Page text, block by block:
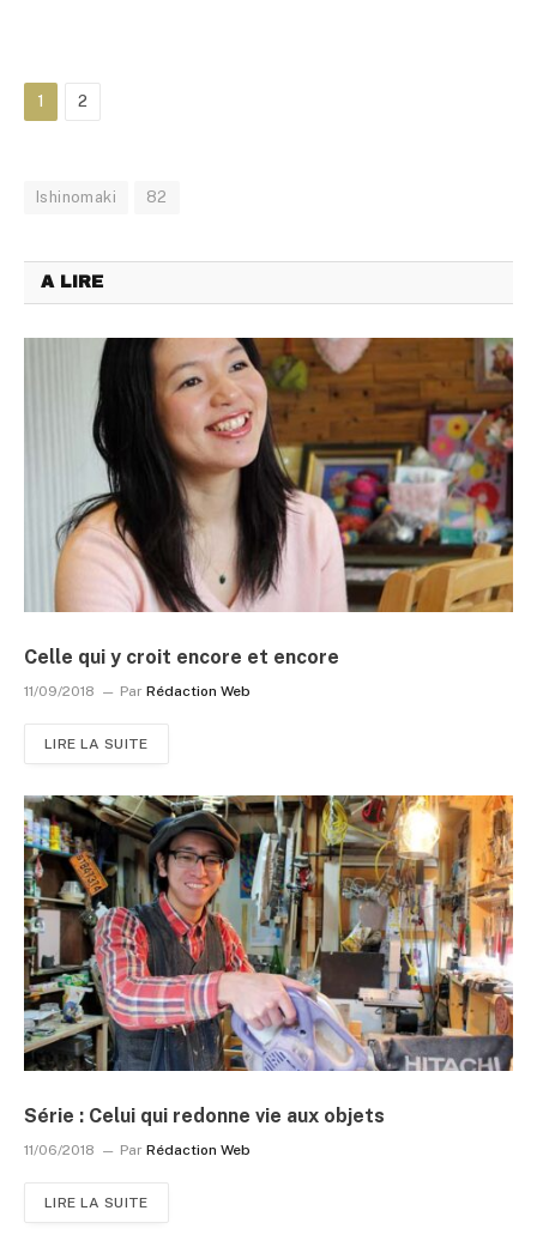
1 2
Ishinomaki 82
A LIRE
Celle qui y croit encore et encore
11/09/2018 Par Rédaction Web
LIRE LA SUITE
Série : Celui qui redonne vie aux objets
11/06/2018 Par Rédaction Web
LIRE LA SUITE